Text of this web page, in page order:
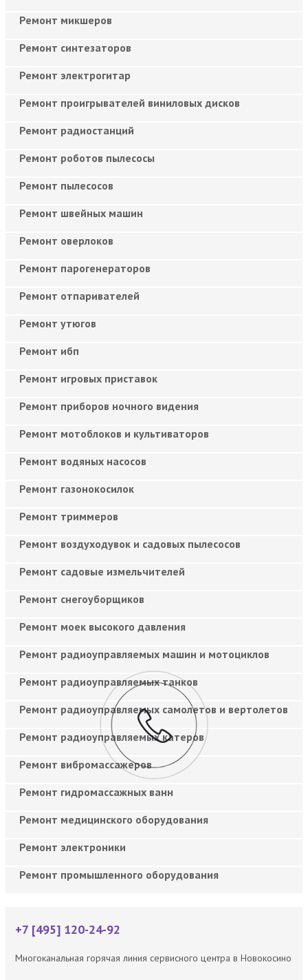
Ремонт микшеров
Ремонт синтезаторов
Ремонт электрогитар
Ремонт проигрывателей виниловых дисков
Ремонт радиостанций
Ремонт роботов пылесосы
Ремонт пылесосов
Ремонт швейных машин
Ремонт оверлоков
Ремонт парогенераторов
Ремонт отпаривателей
Ремонт утюгов
Ремонт ибп
Ремонт игровых приставок
Ремонт приборов ночного видения
Ремонт мотоблоков и культиваторов
Ремонт водяных насосов
Ремонт газонокосилок
Ремонт триммеров
Ремонт воздуходувок и садовых пылесосов
Ремонт садовые измельчителей
Ремонт снегоуборщиков
Ремонт моек высокого давления
Ремонт радиоуправляемых машин и мотоциклов
Ремонт радиоуправляемых танков
Ремонт радиоуправляемых самолетов и вертолетов
Ремонт радиоуправляемых катеров
Ремонт вибромассажеров
Ремонт гидромассажных ванн
Ремонт медицинского оборудования
Ремонт электроники
Ремонт промышленного оборудования
+7 [495] 120-24-92
Многоканальная горячая линия сервисного центра в Новокосино